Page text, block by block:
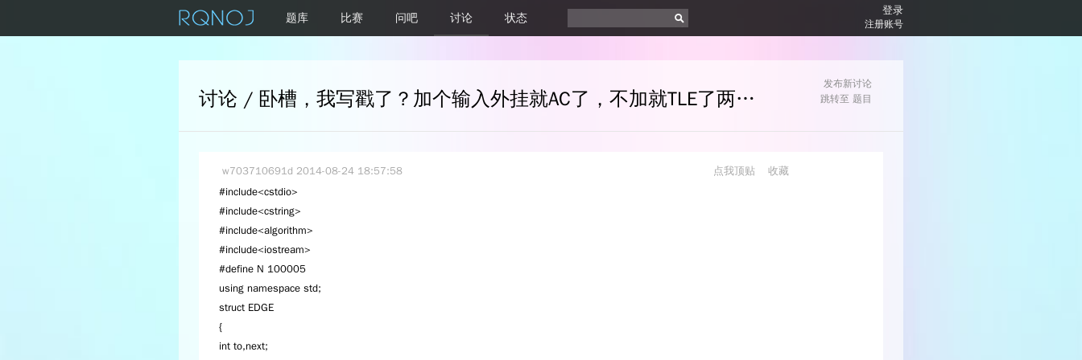
题库 比赛 问吧 讨论 状态
登录
注册账号
讨论 / 卧槽，我写戳了？加个输入外挂就AC了，不加就TLE了两个点
发布新讨论
跳转至 题目
w703710691d 2014-08-24 18:57:58 点我顶贴
收藏
#include<cstdio>
#include<cstring>
#include<algorithm>
#include<iostream>
#define N 100005
using namespace std;
struct EDGE
{
int to,next;